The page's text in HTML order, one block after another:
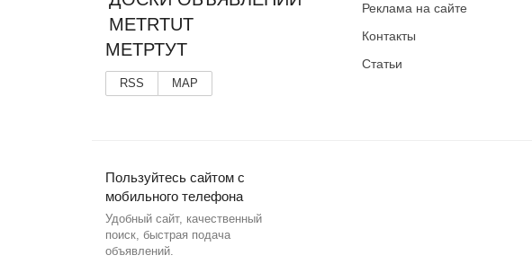
МЕТРТУТ
RSS MAP
Реклама на сайте
Контакты
Статьи
Пользуйтесь сайтом с
мобильного телефона
Удобный сайт, качественный
поиск, быстрая подача
объявлений.